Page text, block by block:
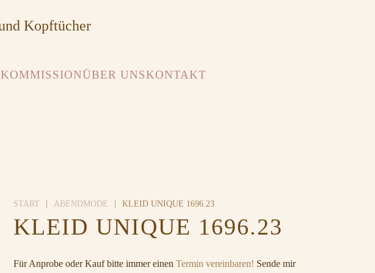
KOMMISSIONÜBER UNSKONTAKT
START ABENDMODE KLEID UNIQUE 1696.23
KLEID UNIQUE 1696.23
Für Anprobe oder Kauf bitte immer einen Termin vereinbaren! Sende mir